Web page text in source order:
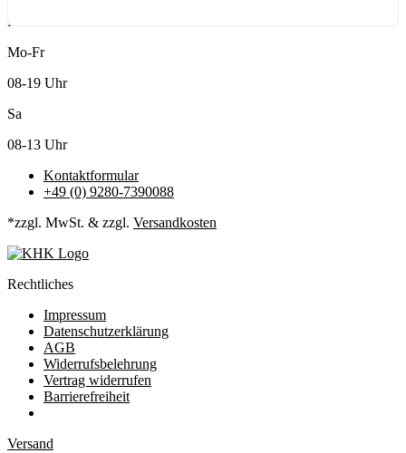
Kundenservice
Mo-Fr
08-19 Uhr
Sa
08-13 Uhr
Kontaktformular
+49 (0) 9280-7390088
*zzgl. MwSt. & zzgl. Versandkosten
Rechtliches
Impressum
Datenschutzerklärung
AGB
Widerrufsbelehrung
Vertrag widerrufen
Barrierefreiheit
Versand